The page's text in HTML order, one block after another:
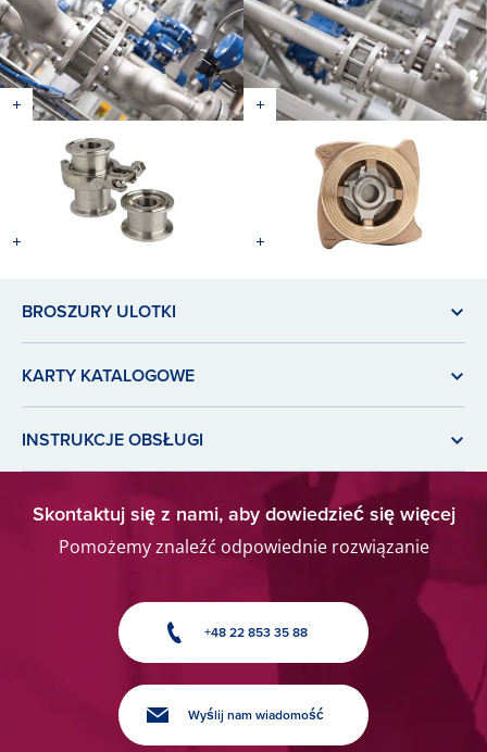
BROSZURY ULOTKI
KARTY KATALOGOWE
INSTRUKCJE OBSŁUGI
Skontaktuj się z nami, aby dowiedzieć się więcej
Pomożemy znaleźć odpowiednie rozwiązanie
+48 22 853 35 88
Wyślij nam wiadomość